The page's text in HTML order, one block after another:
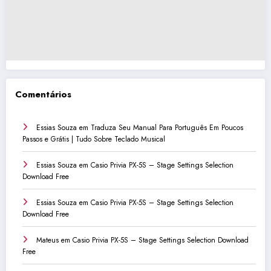
Comentários
Essias Souza em Traduza Seu Manual Para Português Em Poucos
Passos e Grátis | Tudo Sobre Teclado Musical
Essias Souza em Casio Privia PX-5S – Stage Settings Selection
Download Free
Essias Souza em Casio Privia PX-5S – Stage Settings Selection
Download Free
Mateus em Casio Privia PX-5S – Stage Settings Selection Download
Free